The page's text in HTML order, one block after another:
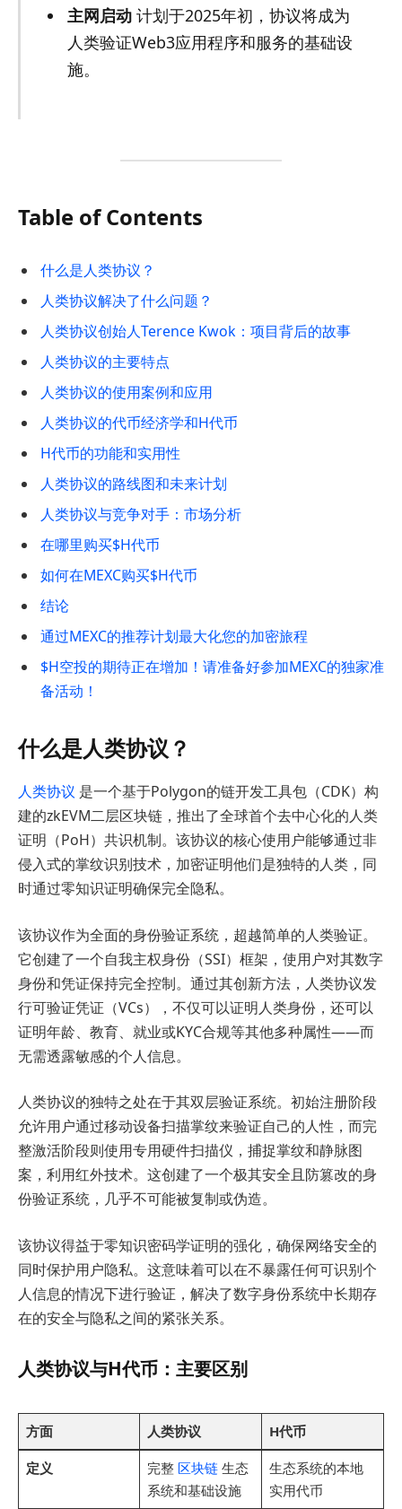
主网启动计划于2025年初，协议将成为
人类验证Web3应用程序和服务的基础设
施。
Table of Contents
什么是人类协议？
人类协议解决了什么问题？
人类协议创始人Terence Kwok：项目背后的故事
人类协议的主要特点
人类协议的使用案例和应用
人类协议的代币经济学和H代币
H代币的功能和实用性
人类协议的路线图和未来计划
人类协议与竞争对手：市场分析
在哪里购买$H代币
如何在MEXC购买$H代币
结论
通过MEXC的推荐计划最大化您的加密旅程
$H空投的期待正在增加！请准备好参加MEXC的独家准
备活动！
什么是人类协议？
人类协议 是一个基于Polygon的链开发工具包（CDK）构
建的zkEVM二层区块链，推出了全球首个去中心化的人类
证明（PoH）共识机制。该协议的核心使用户能够通过非
侵入式的掌纹识别技术，加密证明他们是独特的人类，同
时通过零知识证明确保完全隐私。
该协议作为全面的身份验证系统，超越简单的人类验证。
它创建了一个自我主权身份（SSI）框架，使用户对其数字
身份和凭证保持完全控制。通过其创新方法，人类协议发
行可验证凭证（VCs），不仅可以证明人类身份，还可以
证明年龄、教育、就业或KYC合规等其他多种属性——而
无需透露敏感的个人信息。
人类协议的独特之处在于其双层验证系统。初始注册阶段
允许用户通过移动设备扫描掌纹来验证自己的人性，而完
整激活阶段则使用专用硬件扫描仪，捕捉掌纹和静脉图
案，利用红外技术。这创建了一个极其安全且防篡改的身
份验证系统，几乎不可能被复制或伪造。
该协议得益于零知识密码学证明的强化，确保网络安全的
同时保护用户隐私。这意味着可以在不暴露任何可识别个
人信息的情况下进行验证，解决了数字身份系统中长期存
在的安全与隐私之间的紧张关系。
人类协议与H代币：主要区别
方面 人类协议 H代币
定义 完整 区块链生态
系统和基础设施
生态系统的本地
实用代币